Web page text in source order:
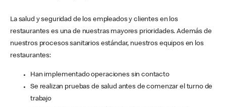
La salud y seguridad de los empleados y clientes en los
restaurantes es una de nuestras mayores prioridades. Además de
nuestros procesos sanitarios estándar, nuestros equipos en los
restaurantes:
Han implementado operaciones sin contacto
Se realizan pruebas de salud antes de comenzar el turno de
trabajo